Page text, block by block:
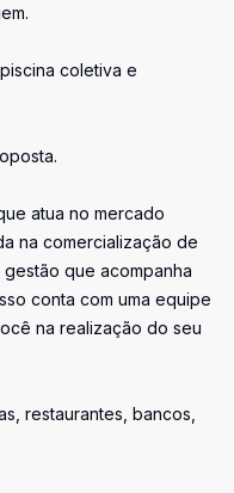
coletiva e
atua no mercado
na comercialização de
que acompanha
conta com uma equipe
na realização do seu
restaurantes, bancos,